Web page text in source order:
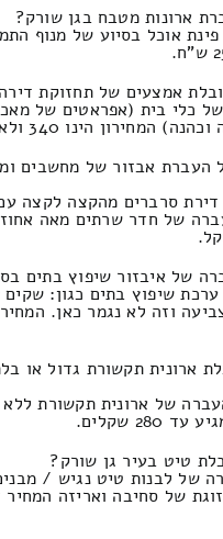
ארונות מטבח בגן שורק?
אמצעים של תחזוקת
כלי בית (אפראטים של
הינו 340 ולא יותר מ190 ש"ח.
העברת אבזור של מחשבים
סרברים מהקצה לקצה
של איבזור שיפוץ בתים
שיפוץ בתים כגון:
ארונית תקשורת גדול או
של ארונית תקשורת ללא
טיט בעיר גן שורק?
של לבנות טיט נגיש /